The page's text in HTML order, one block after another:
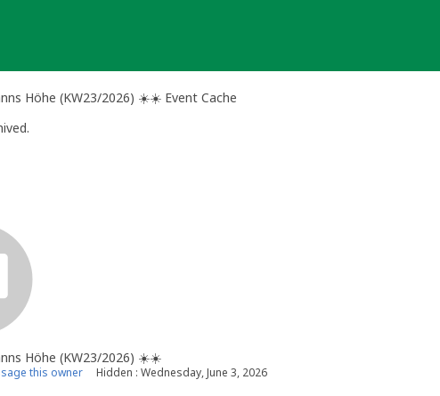
Höhe (KW23/2026) ☀️☀️ Event Cache
Höhe (KW23/2026) ☀️☀️
this owner Hidden : Wednesday, June 3, 2026